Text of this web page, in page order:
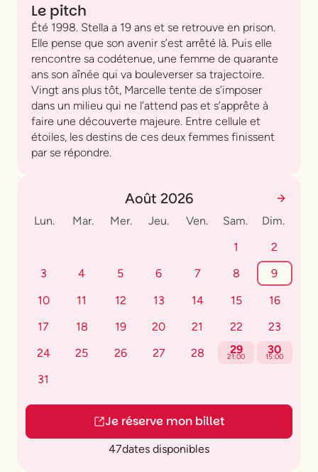
Le pitch
Été 1998. Stella a 19 ans et se retrouve en prison.
Elle pense que son avenir s’est arrêté là. Puis elle
rencontre sa codétenue, une femme de quarante
ans son aînée qui va bouleverser sa trajectoire.
Vingt ans plus tôt, Marcelle tente de s’imposer
dans un milieu qui ne l’attend pas et s’apprête à
faire une découverte majeure. Entre cellule et
étoiles, les destins de ces deux femmes finissent
par se répondre.
Août 2026
Lun. Mar. Mer. Jeu. Ven. Sam.
Dim.
1
2
3
4 5 6 7 8
9
10
11 12 13 14 15
16
17
18 19 20 21 22
23
24
25 26 27 28 29
21:00
30
15:00
31
Je réserve mon billet
47dates disponibles